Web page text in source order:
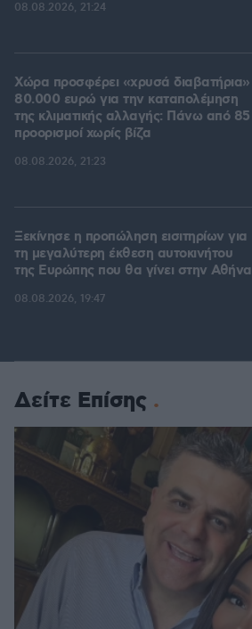
08.08.2026, 21:24
Χώρα προσφέρει «χρυσά διαβατήρια»
80.000 ευρώ για την καταπολέμηση
της κλιματικής αλλαγής: Πάνω από 85
προορισμοί χωρίς βίζα
08.08.2026, 21:23
Ξεκίνησε η προπώληση εισιτηρίων για
τη μεγαλύτερη έκθεση αυτοκινήτου
της Ευρώπης που θα γίνει στην Αθήνα
08.08.2026, 19:47
Δείτε Επίσης